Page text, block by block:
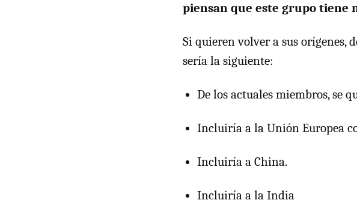
piensan que este grupo tiene
Si quieren volver a sus orígenes,
sería la siguiente:
De los actuales miembros, se
Incluiría a la Unión Europea
Incluiría a China.
Incluiría a la India